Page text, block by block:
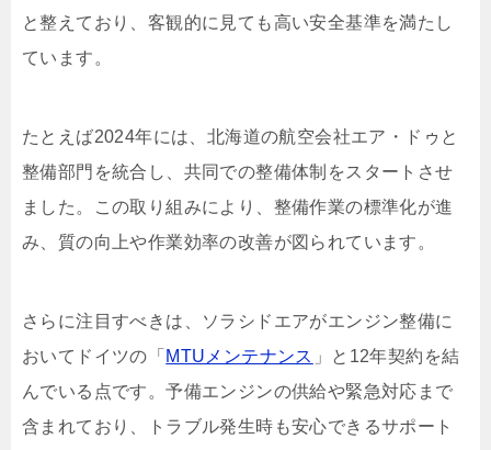
と整えており、客観的に見ても高い安全基準を満たし
ています。
たとえば2024年には、北海道の航空会社エア・ドゥと
整備部門を統合し、共同での整備体制をスタートさせ
ました。この取り組みにより、整備作業の標準化が進
み、質の向上や作業効率の改善が図られています。
さらに注目すべきは、ソラシドエアがエンジン整備に
おいてドイツの「 MTUメンテナンス 」と12年契約を結
んでいる点です。予備エンジンの供給や緊急対応まで
含まれており、トラブル発生時も安心できるサポート